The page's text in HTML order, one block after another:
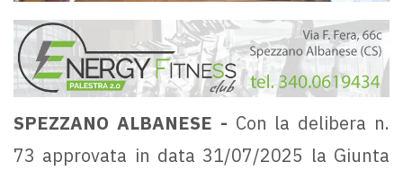
SPEZZANO ALBANESE - Con la delibera n.
73 approvata in data 31/07/2025 la Giunta